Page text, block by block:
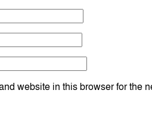
website in this browser for the